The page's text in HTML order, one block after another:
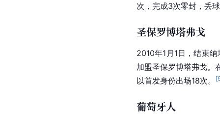
次，完成3次零封，丢
圣保罗博塔弗戈
2010年1月1日，结束
加盟圣保罗博塔弗戈。
以首发身份出场18次。
[
葡萄牙人